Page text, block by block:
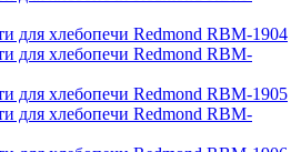
для хлебопечи Redmond RBM-1904
для хлебопечи Redmond RBM-
для хлебопечи Redmond RBM-1905
для хлебопечи Redmond RBM-